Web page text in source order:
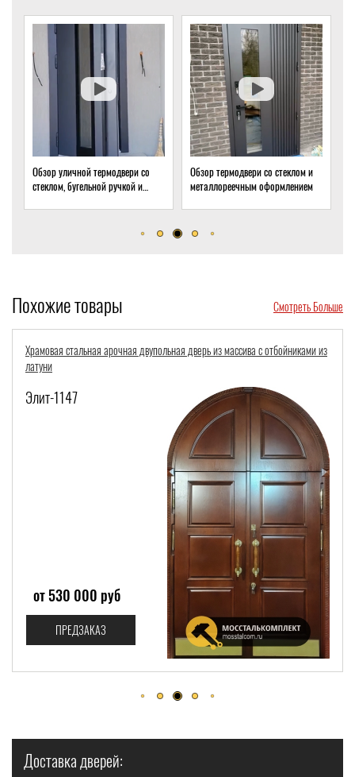
Обзор уличной термодвери со
стеклом, бугельной ручкой и
Обзор термодвери со стеклом и
металлореечным оформлением
Похожие товары Смотреть Больше
Храмовая стальная арочная двупольная дверь из массива с отбойниками из
латуни
Элит-1147
от 530 000 руб
ПРЕДЗАКАЗ
Доставка дверей: